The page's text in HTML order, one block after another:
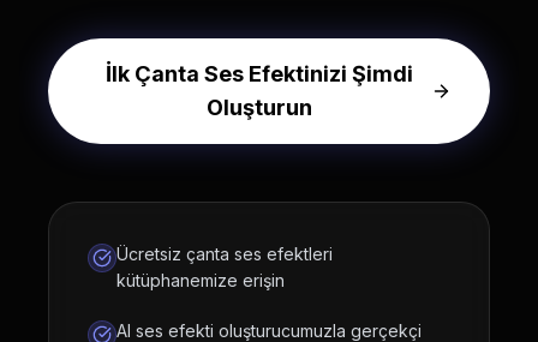
İlk Çanta Ses Efektinizi Şimdi
Oluşturun
Ücretsiz çanta ses efektleri
kütüphanemize erişin
AI ses efekti oluşturucumuzla gerçekçi